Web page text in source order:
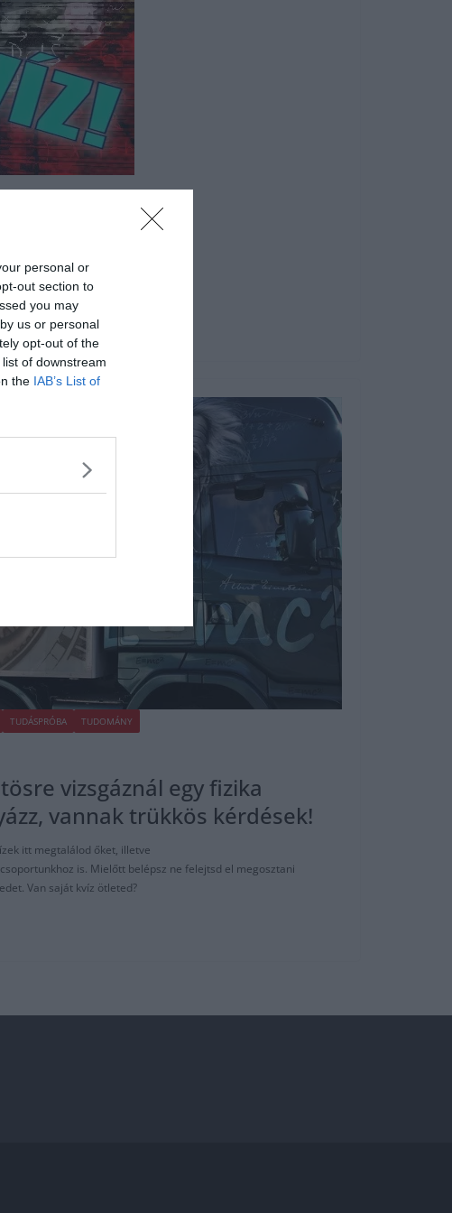
personal or
out section to
you may
us or personal
opt-out of the
of downstream
the IAB’s List of
Lássuk!
jól ezek a kifejezések, betűk. Sok
TUDÁSPRÓBA TUDOMÁNY
vizsgáznál egy fizika
vannak trükkös kérdések!
itt megtalálod őket, illetve
is. Mielőtt belépsz ne felejtsd el megosztani
Van saját kvíz ötleted?